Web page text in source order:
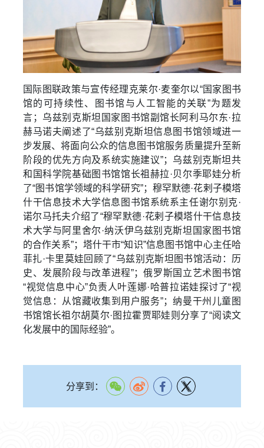
国际图联政策与宣传经理克莱尔·麦奎尔以“国家图书
馆的可持续性、图书馆与人工智能的关联”为题发
言；乌兹别克斯坦国家图书馆副馆长阿利马尔东·拉
赫马诺夫阐述了“乌兹别克斯坦信息图书馆领域进一
步发展、将面向公众的信息图书馆服务质量提升至新
阶段的优先方向及系统实施建议”；乌兹别克斯坦共
和国科学院基础图书馆馆长祖赫拉·贝尔季耶娃分析
了“图书馆学领域的科学研究”；穆罕默德·花剌子模塔
什干信息技术大学信息图书馆系统系主任谢尔别克·
诺尔马托夫介绍了“穆罕默德·花剌子模塔什干信息技
术大学与阿里舍尔·纳沃伊乌兹别克斯坦国家图书馆
的合作关系”；塔什干市“知识”信息图书馆中心主任哈
菲扎·卡里莫娃回顾了“乌兹别克斯坦图书馆活动：历
史、发展阶段与改革进程”；俄罗斯国立艺术图书馆
“视觉信息中心”负责人叶莲娜·哈普拉诺娃探讨了“视
觉信息：从馆藏收集到用户服务”；纳曼干州儿童图
书馆馆长祖尔胡莫尔·图拉霍贾耶娃则分享了“阅读文
化发展中的国际经验”。
分享到：